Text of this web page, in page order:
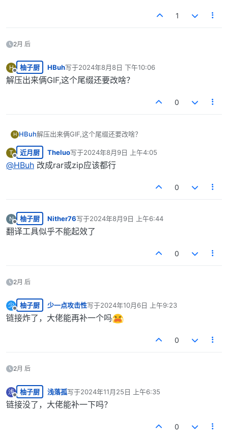
1
2月 后
H
离线
柚子厨 HBuh写于2024年8月8日 下午10:06
最后由 编辑
解压出来俩GIF,这个尾缀还要改啥？
0
H HBuh解压出来俩GIF,这个尾缀还要改啥？
T
离线
近月厨 Theluo写于2024年8月9日 上午4:05
最后由 编辑
@HBuh 改成rar或zip应该都行
0
N
离线
柚子厨 Nither76写于2024年8月9日 上午6:44
最后由 编辑
翻译工具似乎不能起效了
0
2月 后
少
离线
柚子厨 少一点攻击性写于2024年10月6日 上午9:23
最后由 编辑
链接炸了，大佬能再补一个吗
0
2月 后
浅
离线
柚子厨 浅落孤写于2024年11月25日 上午6:35
最后由 编辑
链接没了，大佬能补一下吗？
0